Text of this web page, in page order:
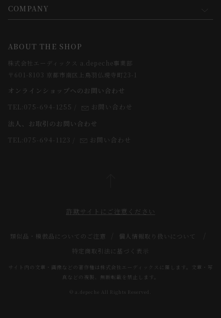
会員規約について
会員登録について
お支払方法について
お届けについて
よくあるご質問
コンセプト
webカタログ
COMPANY
求人情報
法人のお客様
スタッフ
ABOUT THE SHOP
株式会社エーディックス a.depeche事業部
〒601-8103 京都市南区上鳥羽仏現寺町23-1
オンラインショップへのお問い合わせ
TEL:075-694-1255
お問い合わせ
法人、お取引のお問い合わせ
TEL:075-694-1123
お問い合わせ
詐欺サイトにご注意ください
類似品・模倣品についてのご注意
個人情報取り扱いについて
特定商取引法に基づく表示
サイト内の文章・画像などの著作権は株式会社エーディックスに属します。文章・写
真などの複製、無断転載を禁止します。
© a.depeche All Rights Reserved.